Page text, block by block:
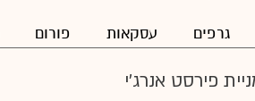
גרפים עסקאות פורום
פירסט אנרג'י